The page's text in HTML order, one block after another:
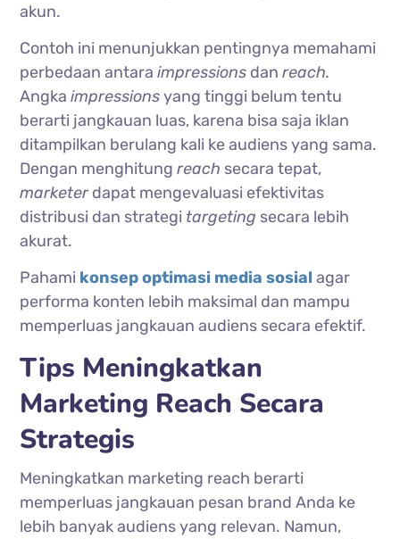
akun.
Contoh ini menunjukkan pentingnya memahami
perbedaan antaraimpressions danreach.
Angkaimpressionsyang tinggi belum tentu
berarti jangkauan luas, karena bisa saja iklan
ditampilkan berulang kali ke audiens yang sama.
Dengan menghitungreach secara tepat,
marketerdapat mengevaluasi efektivitas
distribusi dan strategi targeting secara lebih
akurat.
Pahami konsep optimasi media sosial agar
performa konten lebih maksimal dan mampu
memperluas jangkauan audiens secara efektif.
Tips Meningkatkan
Marketing Reach Secara
Strategis
Meningkatkan marketing reach berarti
memperluas jangkauan pesan brand Anda ke
lebih banyak audiens yang relevan. Namun,